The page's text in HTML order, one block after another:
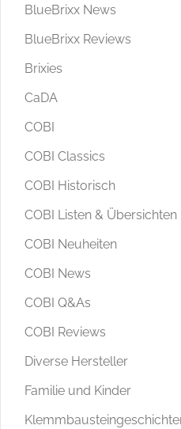
BlueBrixx News
BlueBrixx Reviews
Brixies
CaDA
COBI
COBI Classics
COBI Historisch
COBI Listen & Übersichten
COBI Neuheiten
COBI News
COBI Q&As
COBI Reviews
Diverse Hersteller
Familie und Kinder